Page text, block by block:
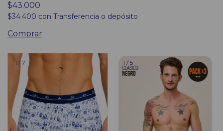
$43.000
$34.400 con Transferencia o depósito
Comprar
1 /7 1 / 5